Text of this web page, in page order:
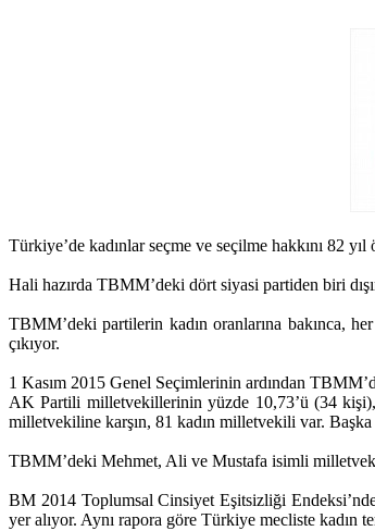
Türkiye’de kadınlar seçme ve seçilme hakkını 82
Hali hazırda TBMM’deki dört siyasi partiden biri
TBMM’deki partilerin kadın oranlarına bakınca,
çıkıyor.
1 Kasım 2015 Genel Seçimlerinin ardından
AK Partili milletvekillerinin yüzde 10,73’ü (34
milletvekiline karşın, 81 kadın milletvekili var.
TBMM’deki Mehmet, Ali ve Mustafa isimli
BM 2014 Toplumsal Cinsiyet Eşitsizliği
yer alıyor. Aynı rapora göre Türkiye mecliste kadın